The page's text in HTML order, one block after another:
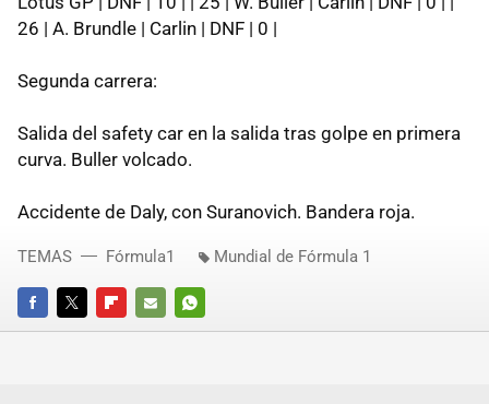
26 | A. Brundle | Carlin | DNF | 0 |
Segunda carrera:
Salida del safety car en la salida tras golpe en primera
curva. Buller volcado.
Accidente de Daly, con Suranovich. Bandera roja.
FACEBOOKTWITTERFLIPBOARD
E-
WHATSAPP
TEMAS Fórmula1 Mundial de Fórmula 1